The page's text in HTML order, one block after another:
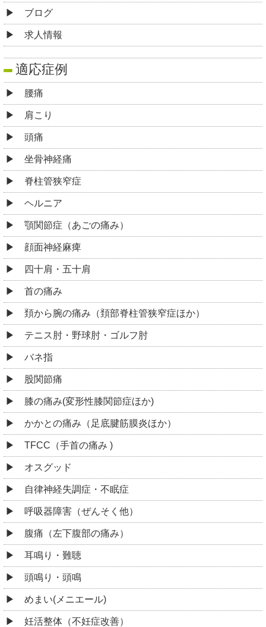
ブログ
求人情報
適応症例
腰痛
肩こり
頭痛
坐骨神経痛
脊柱管狭窄症
ヘルニア
顎関節症（あごの痛み）
顔面神経麻痺
四十肩・五十肩
首の痛み
頚から腕の痛み（頚部脊柱管狭窄症ほか）
テニス肘・野球肘・ゴルフ肘
バネ指
股関節痛
膝の痛み(変形性膝関節症ほか)
かかとの痛み（足底腱筋膜炎ほか）
TFCC（手首の痛み )
オスグッド
自律神経失調症・不眠症
呼吸器障害（ぜんそく他）
腹痛（左下腹部の痛み）
耳鳴り・難聴
頭鳴り・頭鳴
めまい(メニエール)
妊活整体（不妊症改善）